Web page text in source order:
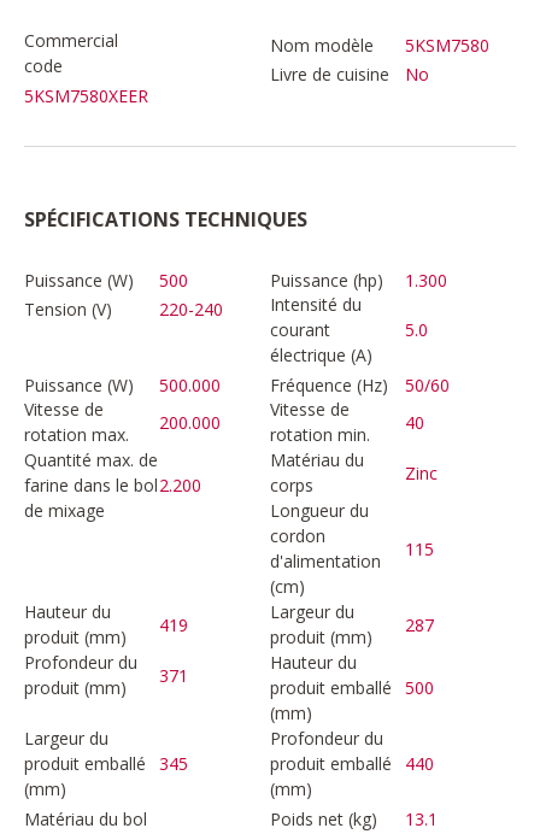
Commercial
code
5KSM7580XEER
Nom modèle
5KSM7580
Livre de cuisine
No
SPÉCIFICATIONS TECHNIQUES
Puissance (W) 500 Puissance (hp)
1.300
Tension (V)
220-240
Intensité du
courant
électrique (A)
5.0
Puissance (W) 500.000 Fréquence (Hz)
50/60
Vitesse de
rotation max.
200.000
Vitesse de
rotation min.
40
Quantité max. de
farine dans le bol
de mixage
2.200
Matériau du
corps
Zinc
Longueur du
cordon
d'alimentation
(cm)
115
Hauteur du
produit (mm)
419
Largeur du
produit (mm)
287
Profondeur du
produit (mm)
371
Hauteur du
produit emballé
(mm)
500
Largeur du
produit emballé
(mm)
345
Profondeur du
produit emballé
(mm)
440
Matériau du bol
Poids net (kg)
13.1